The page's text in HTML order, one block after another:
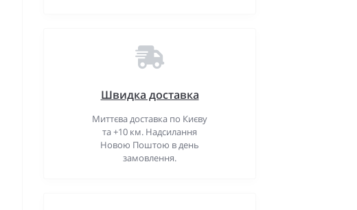
Швидка доставка
Миттєва доставка по Києву
та +10 км. Надсилання
Новою Поштою в день
замовлення.